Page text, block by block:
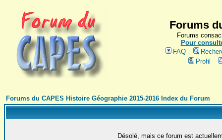
Forums
Forums
Pour
FAQ
Profil
Forums du CAPES Histoire Géographie 2015-2016 Index du Forum
Désolé, mais ce forum est